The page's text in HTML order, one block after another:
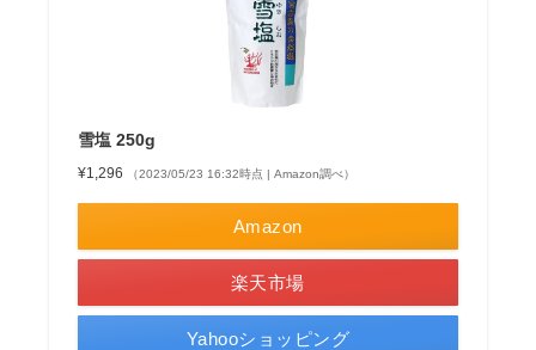
雪塩 250g
¥1,296 （2023/05/23 16:32時点 | Amazon調べ）
Amazon
楽天市場
Yahooショッピング